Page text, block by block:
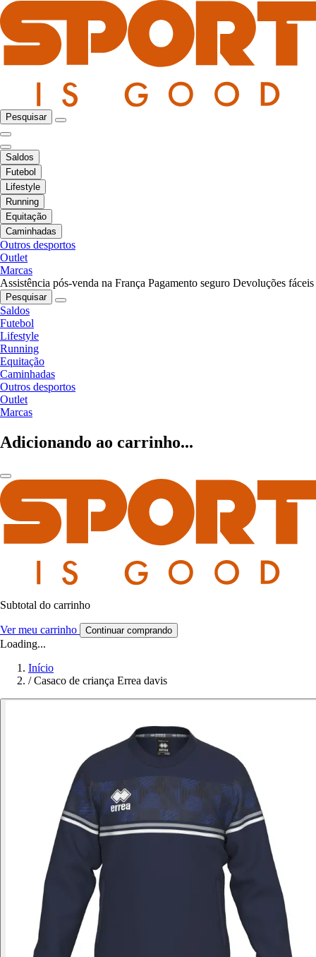
Pesquisar
Saldos
Futebol
Lifestyle
Running
Equitação
Caminhadas
Outros desportos
Outlet
Marcas
Assistência pós-venda na França Pagamento seguro Devoluções fáceis
Pesquisar
Saldos
Futebol
Lifestyle
Running
Equitação
Caminhadas
Outros desportos
Outlet
Marcas
Adicionando ao carrinho...
Subtotal do carrinho
Ver meu carrinho Continuar comprando
Loading...
Início
/ Casaco de criança Errea davis